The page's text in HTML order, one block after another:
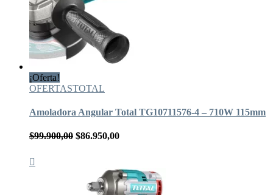
¡Oferta!
OFERTASTOTAL
Amoladora Angular Total TG10711576-4 – 710W 115mm
$99.900,00 El
$99.900,00.
$86.950,00El
es:
$86.950,00.